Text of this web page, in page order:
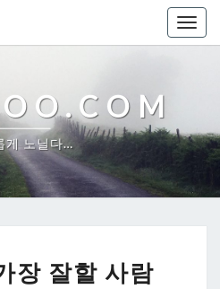
게 노닐다…
통
장 잘할 사람